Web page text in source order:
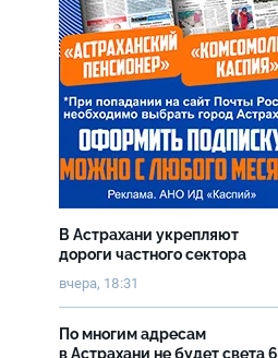
В Астрахани укрепляют
дороги частного сектора
вчера, 18:31
По многим адресам
в Астрахани не будет света 6